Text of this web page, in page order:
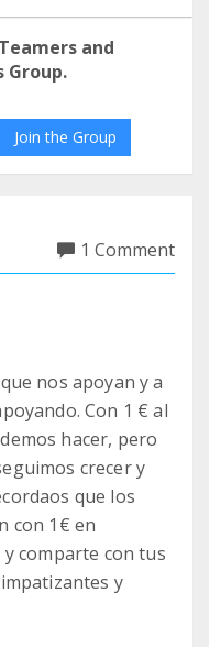
and
Group.
Join the Group
1 Comment
nos apoyan y a
Con 1 € al
hacer, pero
crecer y
que los
con 1€ en
comparte con tus
y